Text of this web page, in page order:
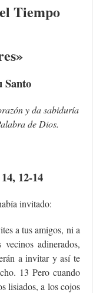
Tiempo
Santo
y da sabiduría
de Dios.
12-14
invitado:
a tus amigos, ni a
adinerados,
a invitar y así te
13 Pero cuando
lisiados, a los cojos